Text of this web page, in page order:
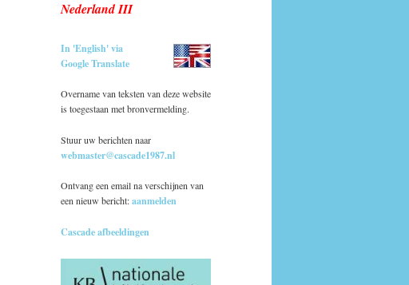
Nederland III
In 'English' via
Google Translate
Overname van teksten van deze website
is toegestaan met bronvermelding.
Stuur uw berichten naar
webmaster@cascade1987.nl
Ontvang een email na verschijnen van
een nieuw bericht:aanmelden
Cascade afbeeldingen